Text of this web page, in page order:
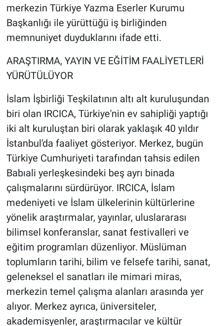
merkezin Türkiye Yazma Eserler Kurumu
Başkanlığı ile yürüttüğü iş birliğinden
memnuniyet duyduklarını ifade etti.
ARAŞTIRMA, YAYIN VE EĞİTİM FAALİYETLERİ
YÜRÜTÜLÜYOR
İslam İşbirliği Teşkilatının altı alt kuruluşundan
biri olan IRCICA, Türkiye'nin ev sahipliği yaptığı
iki alt kuruluştan biri olarak yaklaşık 40 yıldır
İstanbul'da faaliyet gösteriyor. Merkez, bugün
Türkiye Cumhuriyeti tarafından tahsis edilen
Babıali yerleşkesindeki beş ayrı binada
çalışmalarını sürdürüyor. IRCICA, İslam
medeniyeti ve İslam ülkelerinin kültürlerine
yönelik araştırmalar, yayınlar, uluslararası
bilimsel konferanslar, sanat festivalleri ve
eğitim programları düzenliyor. Müslüman
toplumların tarihi, bilim ve felsefe tarihi, sanat,
geleneksel el sanatları ile mimari miras,
merkezin temel çalışma alanları arasında yer
alıyor. Merkez ayrıca, üniversiteler,
akademisyenler, araştırmacılar ve kültür